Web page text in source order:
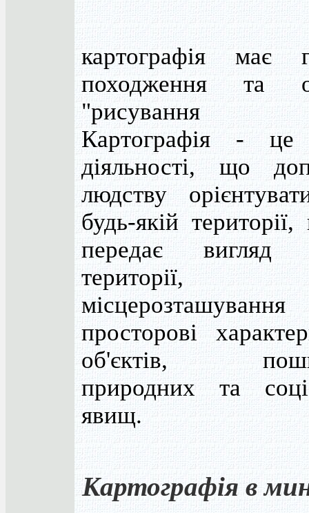
картографія має
походження та
"рисування
Картографія - це
діяльності, що
людству
будь-якій
передає вигляд
території,
просторові
об'єктів,
природних та
явищ.
Картографія в